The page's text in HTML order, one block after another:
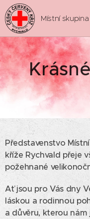
Místní
Představenstvo
kříže Rychvald přeje
požehnané
Ať jsou pro Vás dny
láskou a rodinnou
a důvěru, kterou